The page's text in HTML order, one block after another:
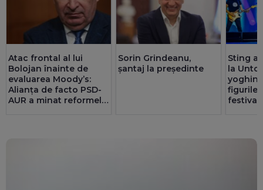
Atac frontal al lui
Bolojan înainte de
evaluarea Moody’s:
Alianța de facto PSD-
AUR a minat reformele
Sorin Grindeanu,
șantaj la președinte
Sting a
la
yoghin
figurile